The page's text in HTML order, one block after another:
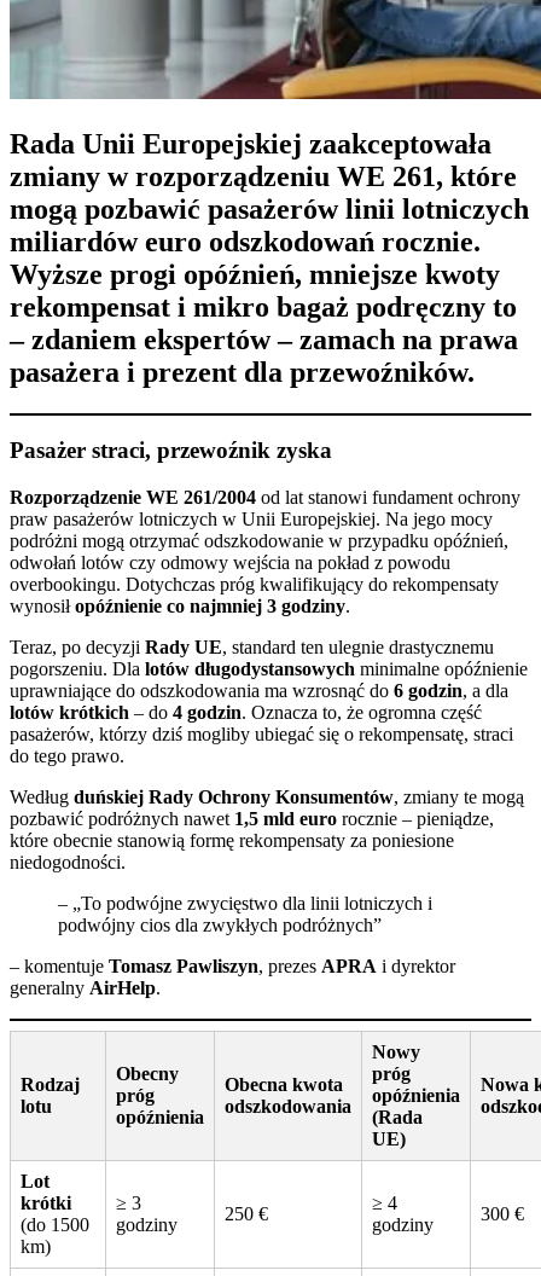
Rada Unii Europejskiej zaakceptowała
zmiany w rozporządzeniu WE 261, które
mogą pozbawić pasażerów linii lotniczych
miliardów euro odszkodowań rocznie.
Wyższe progi opóźnień, mniejsze kwoty
rekompensat i mikro bagaż podręczny to
– zdaniem ekspertów – zamach na prawa
pasażera i prezent dla przewoźników.
Pasażer straci, przewoźnik zyska
Rozporządzenie WE 261/2004 od lat stanowi fundament ochrony
praw pasażerów lotniczych w Unii Europejskiej. Na jego mocy
podróżni mogą otrzymać odszkodowanie w przypadku opóźnień,
odwołań lotów czy odmowy wejścia na pokład z powodu
overbookingu. Dotychczas próg kwalifikujący do rekompensaty
wynosiłopóźnienie co najmniej 3 godziny.
Teraz, po decyzji Rady UE, standard ten ulegnie drastycznemu
pogorszeniu. Dla lotów długodystansowych minimalne opóźnienie
uprawniające do odszkodowania ma wzrosnąć do 6 godzin, a dla
lotów krótkich – do 4 godzin. Oznacza to, że ogromna część
pasażerów, którzy dziś mogliby ubiegać się o rekompensatę, straci
do tego prawo.
Według duńskiej Rady Ochrony Konsumentów, zmiany te mogą
pozbawić podróżnych nawet 1,5 mld euro rocznie – pieniądze,
które obecnie stanowią formę rekompensaty za poniesione
niedogodności.
– „To podwójne zwycięstwo dla linii lotniczych i
podwójny cios dla zwykłych podróżnych”
– komentuje Tomasz Pawliszyn, prezes APRA i dyrektor
generalny AirHelp.
Rodzaj
lotu
Obecny
próg
opóźnienia
Obecna kwota
odszkodowania
Nowy
próg
opóźnienia
(Rada
UE)
Nowa
Lot
krótki
(do 1500
km)
≥ 3
godziny
250 €
≥ 4
godziny
300 €